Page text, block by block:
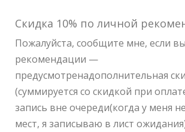
Скидка 10% по личной
Пожалуйста, сообщите мне, если
рекомендации —
предусмотренадополнительная
(суммируется со скидкой при
запись вне очереди(когда у меня
мест, я записываю в лист